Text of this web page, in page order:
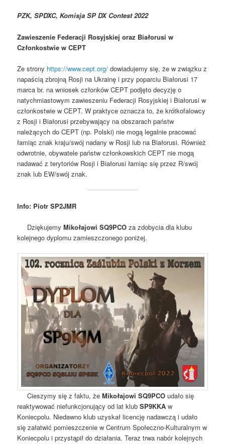
PZK, SPDXC, Komisja SP DX Contest 2022
Zawieszenie Federacji Rosyjskiej oraz Białorusi w
Członkostwie w CEPT
Ze strony https://www.cept.org/ dowiadujemy się, że w związku z
napaścią zbrojną Rosji na Ukrainę i przy poparciu Białorusi 17
marca br. na wniosek członków CEPT podjęto decyzję o
natychmiastowym zawieszeniu Federacji Rosyjskiej i Białorusi w
członkostwie w CEPT. W praktyce oznacza to, że krótkofalowcy
z Rosji i Białorusi przebywający na obszarach państw
należących do CEPT (np. Polski) nie mogą legalnie pracować
łamiąc znak kraju/swój nadany w Rosji lub na Białorusi. Również
odwrotnie, obywatele państw członkowskich CEPT nie mogą
nadawać z terytoriów Rosji i Białorusi łamiąc się przez R/swój
znak lub EW/swój znak.
Info: Piotr SP2JMR
Dziękujemy Mikołajowi SQ9PCO za zdobycia dla klubu
kolejnego dyplomu zamieszczonego poniżej.
Cieszymy się z faktu, żeMikołajowi SQ9PCO udało się
reaktywować niefunkcjonujący od lat klubSP9KKAw
Koniecpolu. Niedawno klub uzyskał licencję nadawczą i udało
się załatwić pomieszczenie w Centrum Społeczno-Kulturalnym w
Koniecpolu i przystąpił do działania. Teraz trwa nabór kolejnych